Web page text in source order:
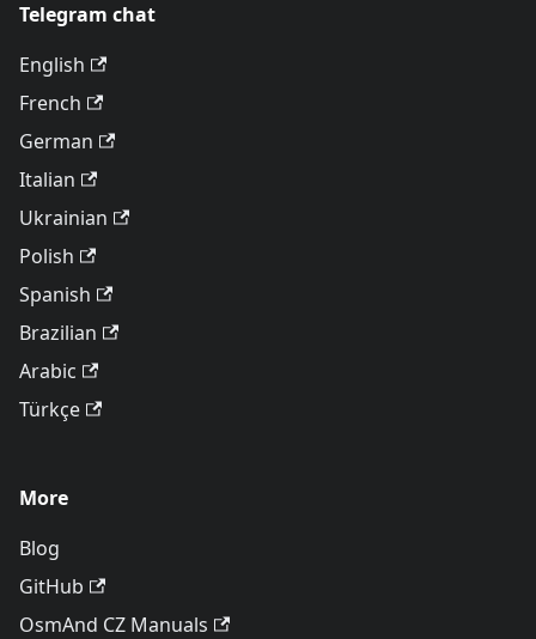
Telegram chat
English
French
German
Italian
Ukrainian
Polish
Spanish
Brazilian
Arabic
Türkçe
More
Blog
GitHub
OsmAnd CZ Manuals